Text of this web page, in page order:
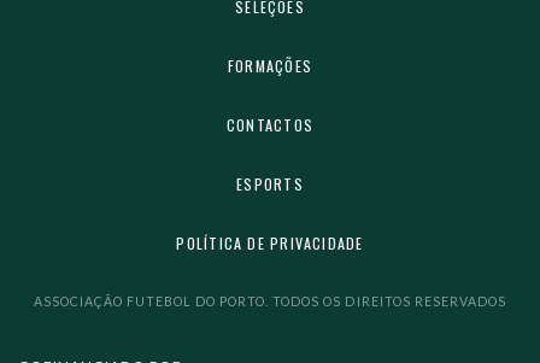
SELEÇÕES
FORMAÇÕES
CONTACTOS
ESPORTS
POLÍTICA DE PRIVACIDADE
ASSOCIAÇÃO FUTEBOL DO PORTO. TODOS OS DIREITOS RESERVADOS